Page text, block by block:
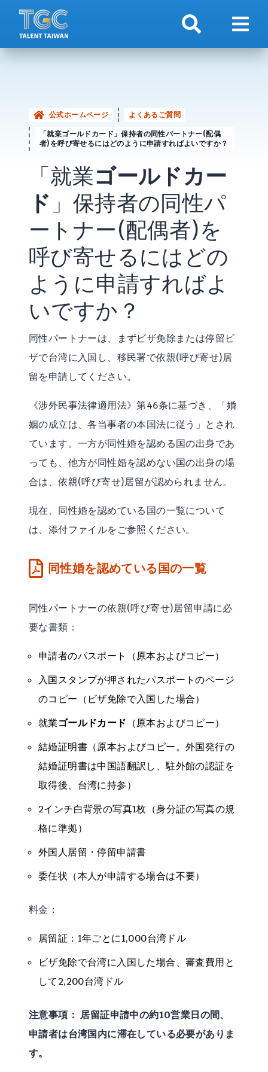
検索 ナビ
公式ホームページ
よくあるご質問
「就業ゴールドカード」保持者の同性パートナー(配偶
者)を呼び寄せるにはどのように申請すればよいですか？
「就業ゴールドカー
ド 」保持者の同性パ
ートナー(配偶者)を
呼び寄せるにはどの
ように申請すればよ
いですか？
同性パートナーは、まずビザ免除または停留ビ
ザで台湾に入国し、移民署で依親(呼び寄せ)居
留を申請してください。
《涉外民事法律適用法》第46条に基づき、「婚
姻の成立は、各当事者の本国法に従う」とされ
ています。一方が同性婚を認める国の出身であ
っても、他方が同性婚を認めない国の出身の場
合は、依親(呼び寄せ)居留が認められません。
現在、同性婚を認めている国の一覧について
は、添付ファイルをご参照ください。
同性婚を認めている国の一覧
同性パートナーの依親(呼び寄せ)居留申請に必
要な書類：
申請者のパスポート（原本およびコピー）
入国スタンプが押されたパスポートのページ
のコピー（ビザ免除で入国した場合）
就業ゴールドカード （原本およびコピー）
結婚証明書（原本およびコピー。外国発行の
結婚証明書は中国語翻訳し、駐外館の認証を
取得後、台湾に持参）
2インチ白背景の写真1枚（身分証の写真の規
格に準拠）
外国人居留・停留申請書
委任状（本人が申請する場合は不要）
料金：
居留証：1年ごとに1,000台湾ドル
ビザ免除で台湾に入国した場合、審査費用と
して2,200台湾ドル
注意事項： 居留証申請中の約10営業日の間、
申請者は台湾国内に滞在している必要がありま
す。